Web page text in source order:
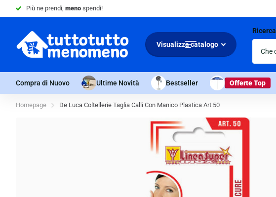
Più ne prendi, meno spendi!
Visualizza catalogo
Ricerca
Compra di Nuovo Ultime Novità Bestseller Offerte Top
Homepage De Luca Coltellerie Taglia Calli Con Manico Plastica Art 50